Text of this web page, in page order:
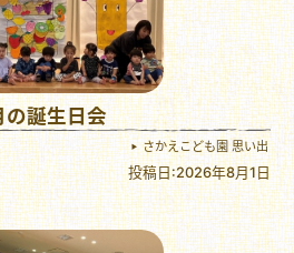
の誕生日会
さかえこども園 思い出
投稿日:2026年8月1日